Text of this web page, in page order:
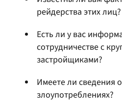
рейдерства этих лиц?
Есть ли у вас
сотрудничестве с
застройщиками?
Имеете ли сведения
злоупотреблениях?